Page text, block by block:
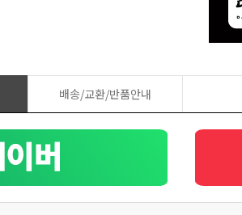
배송/교환/반품안내